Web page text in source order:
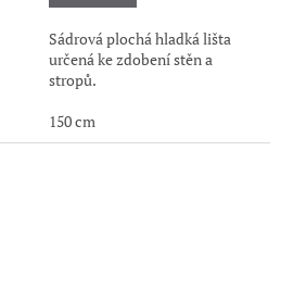
Sádrová plochá hladká lišta
určená ke zdobení stěn a
stropů.
150 cm